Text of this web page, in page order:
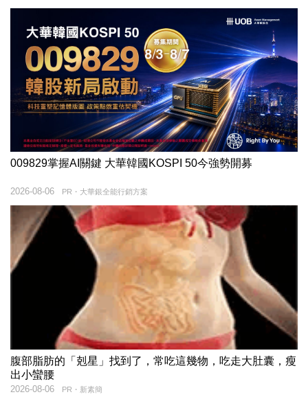
009829掌握AI關鍵 大華韓國KOSPI 50今強勢開募
PR・大華銀全能行銷方案
2026-08-06
腹部脂肪的「剋星」找到了，常吃這幾物，吃走大肚囊，瘦
出小蠻腰
PR・新素簡
2026-08-06